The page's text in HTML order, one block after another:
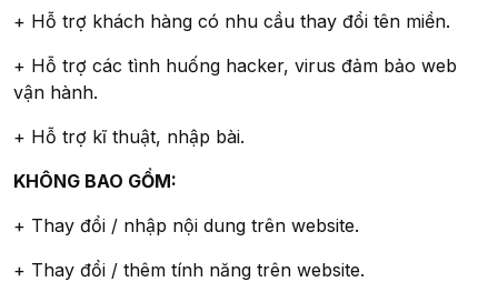
+ Hỗ trợ khách hàng có nhu cầu thay đổi tên miền.
+ Hỗ trợ các tình huống hacker, virus đảm bảo web
vận hành.
+ Hỗ trợ kĩ thuật, nhập bài.
KHÔNG BAO GỒM:
+ Thay đổi / nhập nội dung trên website.
+ Thay đổi / thêm tính năng trên website.